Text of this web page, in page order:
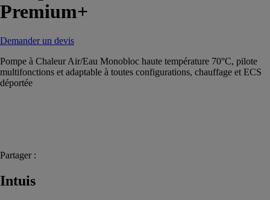
Premium+
Demander un devis
Pompe à Chaleur Air/Eau Monobloc haute température 70°C, pilote
multifonctions et adaptable à toutes configurations, chauffage et ECS
déportée
Partager :
Intuis